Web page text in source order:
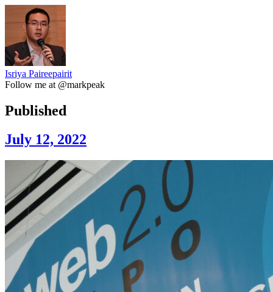
Isriya Paireepairit
Follow me at @markpeak
Published
July 12, 2022